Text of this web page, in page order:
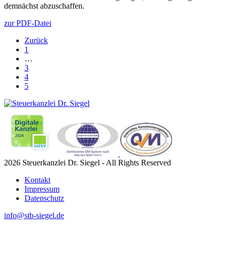
demnächst abzuschaffen.
zur PDF-Datei
Zurück
1
…
3
4
5
2026 Steuerkanzlei Dr. Siegel - All Rights Reserved
Kontakt
Impressum
Datenschutz
info@stb-siegel.de